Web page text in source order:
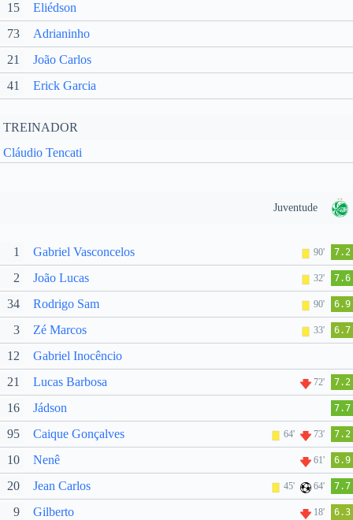
15
Eliédson
73
Adrianinho
21
João Carlos
41
Erick Garcia
TREINADOR
Cláudio Tencati
Juventude
1 Gabriel Vasconcelos 90' 7.2
2 João Lucas 32' 7.6
34 Rodrigo Sam 90' 6.9
3 Zé Marcos 33' 6.7
12
Gabriel Inocêncio
21
Lucas Barbosa 72' 7.2
16 Jádson 7.7
95 Caique Gonçalves 64' 73' 7.2
10 Nenê 61' 6.9
20 Jean Carlos 45' 64' 7.7
9 Gilberto 18' 6.3